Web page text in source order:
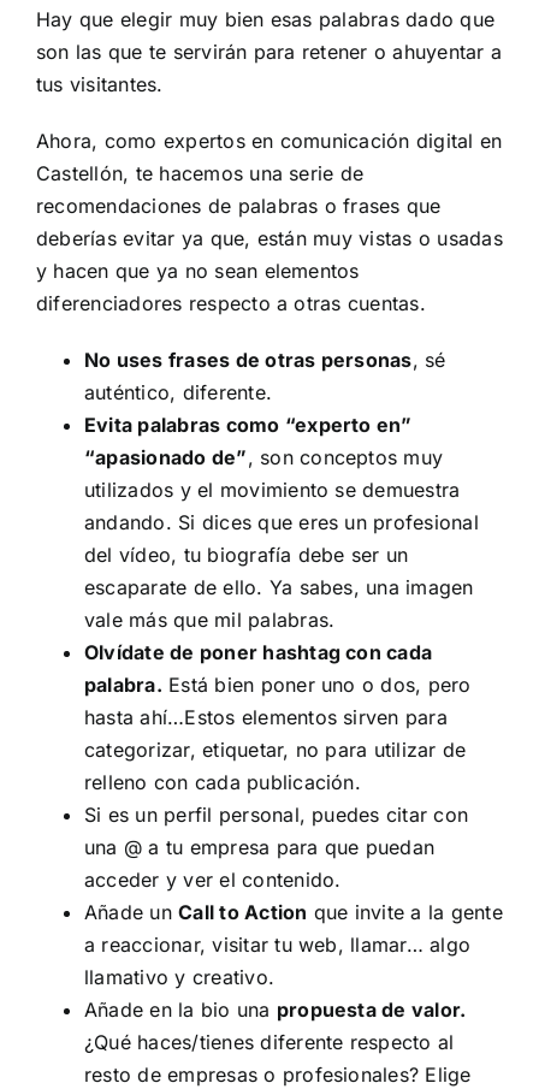
Hay que elegir muy bien esas palabras dado que
son las que te servirán para retener o ahuyentar a
tus visitantes.
Ahora, como expertos en comunicación digital en
Castellón, te hacemos una serie de
recomendaciones de palabras o frases que
deberías evitar ya que, están muy vistas o usadas
y hacen que ya no sean elementos
diferenciadores respecto a otras cuentas.
No uses frases de otras personas, sé
auténtico, diferente.
Evita palabras como “experto en”
“apasionado de”, son conceptos muy
utilizados y el movimiento se demuestra
andando. Si dices que eres un profesional
del vídeo, tu biografía debe ser un
escaparate de ello. Ya sabes, una imagen
vale más que mil palabras.
Olvídate de poner hashtag con cada
palabra. Está bien poner uno o dos, pero
hasta ahí…Estos elementos sirven para
categorizar, etiquetar, no para utilizar de
relleno con cada publicación.
Si es un perfil personal, puedes citar con
una @ a tu empresa para que puedan
acceder y ver el contenido.
Añade unCall to Action que invite a la gente
a reaccionar, visitar tu web, llamar… algo
llamativo y creativo.
Añade en la bio una propuesta de valor.
¿Qué haces/tienes diferente respecto al
resto de empresas o profesionales? Elige